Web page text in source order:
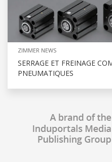
ZIMMER NEWS
SERRAGE ET FREINAGE
PNEUMATIQUES